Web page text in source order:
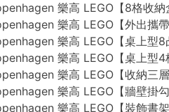
樂高 LEGO【8格收納
樂高 LEGO【外出攜帶
樂高 LEGO【桌上型8
樂高 LEGO【桌上型4
樂高 LEGO【收納三層
樂高 LEGO【牆壁掛勾
樂高 LEGO【裝飾書架